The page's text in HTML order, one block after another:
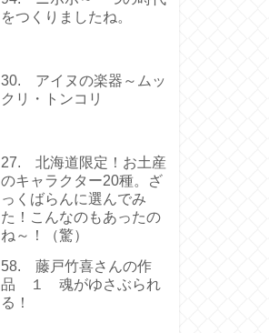
をつくりましたね。
30. アイヌの楽器～ムッ
クリ・トンコリ
27. 北海道限定！お土産
のキャラクター20種。ざ
っくばらんに選んでみ
た！こんなのもあったの
ね～！（驚）
58. 藤戸竹喜さんの作
品 １ 魂がゆさぶられ
る！